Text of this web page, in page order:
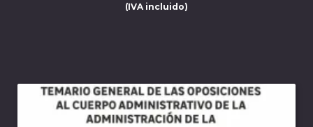
(IVA incluido)